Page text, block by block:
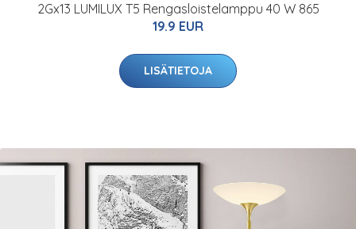
2Gx13 LUMILUX T5 Rengasloistelamppu 40 W 865
19.9 EUR
LISÄTIETOJA